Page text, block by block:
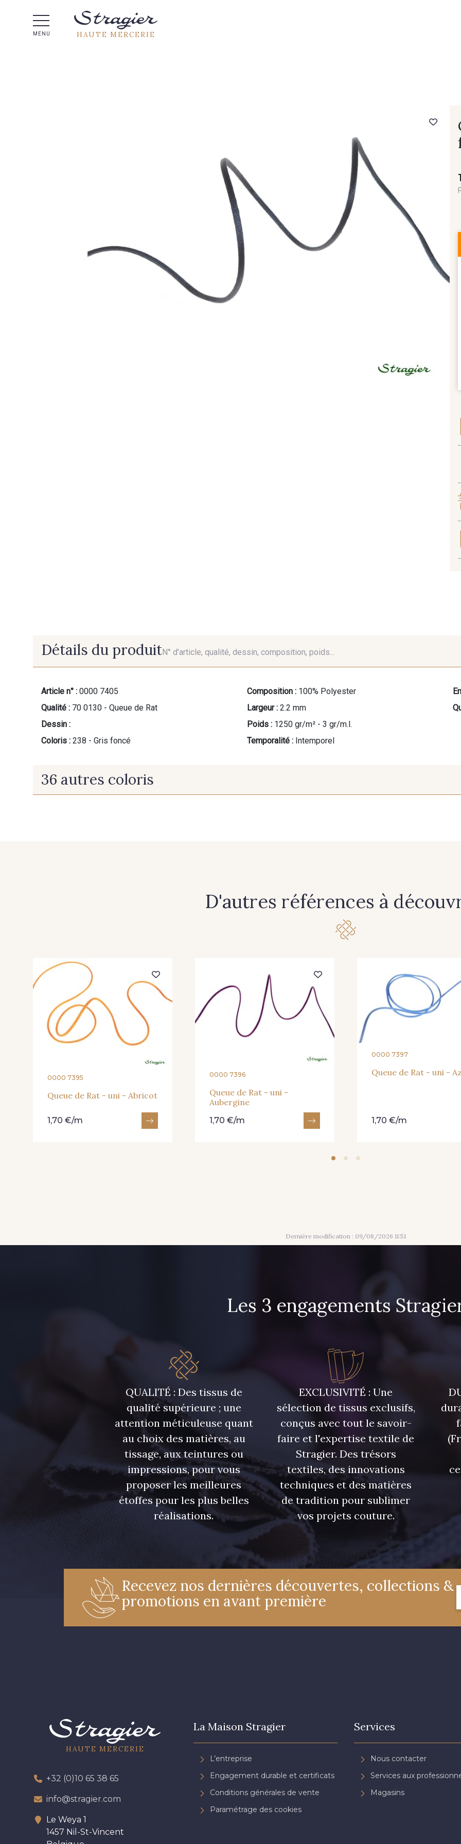
MENU HAUTE MERCERIE
Détails du produitN° d'article, qualité, dessin, composition, poids...
Article n° : 0000 7405
Qualité : 70 0130 - Queue de Rat
Dessin :
Coloris : 238 - Gris foncé
Composition : 100% Polyester
Largeur : 2.2 mm
Poids : 1250 gr/m² - 3 gr/m.l.
Temporalité : Intemporel
36 autres coloris
272 - Porcelaine
335 - Rose zéphyr
306 - Vert bouteille 380 - Jaune citron 229 - Vert Golf 392 - Vert menthe 331 -
D'autres références à
0000 7395
Queue de Rat - uni - Abricot
1,70 €/m
0000 7396
Queue de Rat - uni -
Aubergine
1,70 €/m
0000 7397
Queue de Rat - uni -
1,70 €/m
Dernière modification : 09/08/2026 11:51
Les 3 engagements
QUALITÉ : Des tissus de
qualité supérieure ; une
attention méticuleuse quant
au choix des matières, au
tissage, aux teintures ou
impressions, pour vous
proposer les meilleures
étoffes pour les plus belles
réalisations.
EXCLUSIVITÉ : Une
sélection de tissus exclusifs,
conçus avec tout le savoir-
faire et l'expertise textile de
Stragier. Des trésors
textiles, des innovations
techniques et des matières
de tradition pour sublimer
vos projets couture.
Recevez nos dernières découvertes, collections &
promotions en avant première
HAUTE MERCERIE
+32 (0)10 65 38 65
info@stragier.com
Le Weya 1
1457 Nil-St-Vincent
La Maison Stragier
L’entreprise
Engagement durable et certificats
Conditions générales de vente
Paramétrage des cookies
Services
Nous contacter
Services aux
Magasins